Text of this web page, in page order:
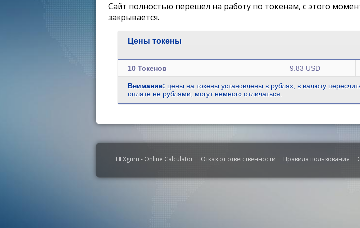
Сайт полностью перешел на работу по токенам, с этого
закрывается.
Цены токены
10 Токенов 9.83 USD
Внимание: цены на токены установлены в рублях, в валюту
оплате не рублями, могут немного отличаться.
HEXguru - Online Calculator Отказ от ответственности Правила пользования